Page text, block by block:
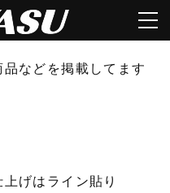
などを掲載してます
げはライン貼り